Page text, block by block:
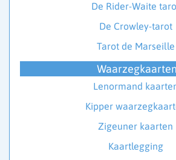
De Rider-Waite
De Crowley-tarot
Tarot de Marseille
Waarzegkaarten
Lenormand
Kipper
Zigeuner kaarten
Kaartlegging